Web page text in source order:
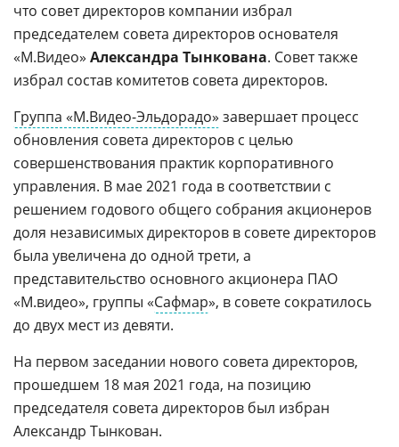
что совет директоров компании избрал
председателем совета директоров основателя
«М.Видео» Александра Тынкована. Совет также
избрал состав комитетов совета директоров.
Группа «М.Видео-Эльдорадо» завершает процесс
обновления совета директоров с целью
совершенствования практик корпоративного
управления. В мае 2021 года в соответствии с
решением годового общего собрания акционеров
доля независимых директоров в совете директоров
была увеличена до одной трети, а
представительство основного акционера ПАО
«М.видео», группы «Сафмар», в совете сократилось
до двух мест из девяти.
На первом заседании нового совета директоров,
прошедшем 18 мая 2021 года, на позицию
председателя совета директоров был избран
Александр Тынкован.